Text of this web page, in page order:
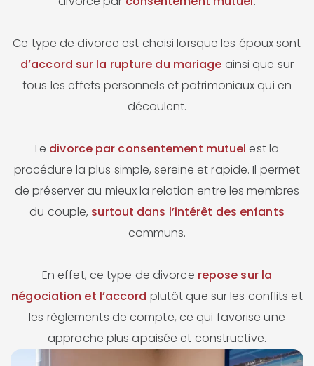
Ce type de divorce est choisi lorsque les époux sont
d’accord sur la rupture du mariage ainsi que sur
tous les effets personnels et patrimoniaux qui en
découlent.
Le divorce par consentement mutuel est la
procédure la plus simple, sereine et rapide. Il permet
de préserver au mieux la relation entre les membres
du couple, surtout dans l’intérêt des enfants
communs.
En effet, ce type de divorce repose sur la
négociation et l’accord plutôt que sur les conflits et
les règlements de compte, ce qui favorise une
approche plus apaisée et constructive.